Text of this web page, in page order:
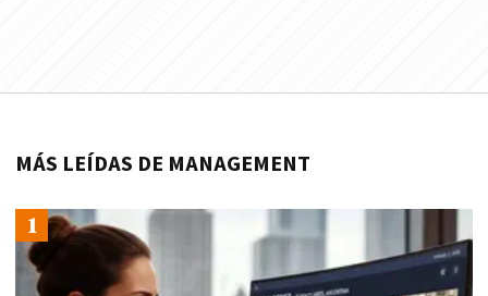
MÁS LEÍDAS DE MANAGEMENT